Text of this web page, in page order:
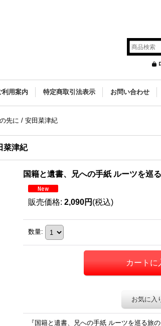
利用案内 特定商取引法表示 お問い合わせ
先に / 安田菜津紀
菜津紀
国籍と遺書、兄への手紙 ルーツを巡
販売価格: 2,090円 (税込)
数量:
お気に入
『国籍と遺書、兄への手紙 ルーツを巡る旅